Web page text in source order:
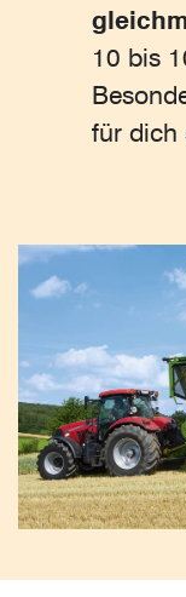
10 bis
für dich